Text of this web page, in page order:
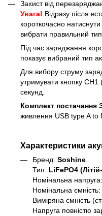
Захист від
Увага! Відразу після
короткочасно
вибрати правильний
Під час заряджання
показує вибраний тип
Для вибору струму
утримувати кнопку
секунд.
Комплект постачання
живлення USB type A to
Характеристики
Бренд: Soshine.
Тип: LiFePO4
Номінальна напруга:
Номінальна ємність:
Виміряна ємність
Напруга повністю